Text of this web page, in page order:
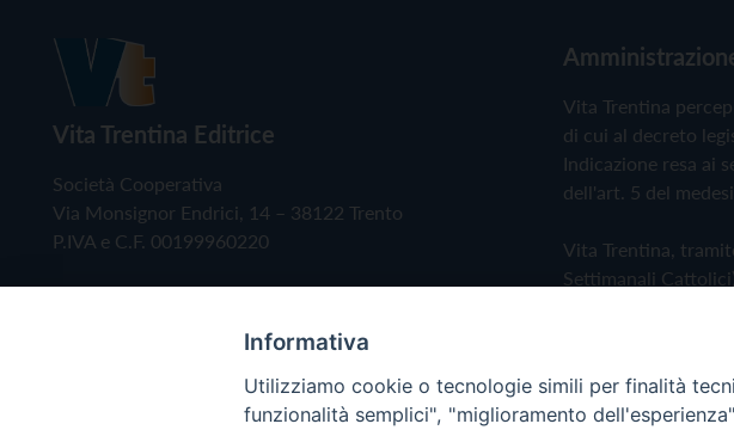
Vita Trentina Editrice
Società Cooperativa
Via Monsignor Endrici, 14 – 38122 Trento
P.IVA e C.F. 00199960220
Vita Trentina
di cui al decreto
Indicazione resa ai
dell'art. 5 del
Vita Trentina,
Settimanali
Privacy Policy
Informativa
Utilizziamo cookie o tecnologie simili per finalità
funzionalità semplici", "miglioramento